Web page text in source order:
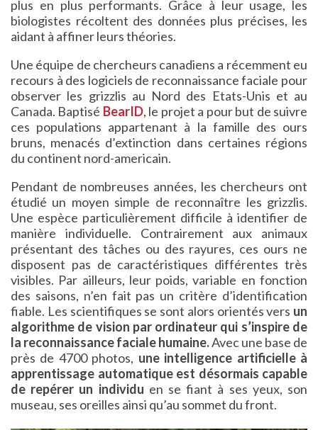
plus en plus performants. Grâce à leur usage, les
biologistes récoltent des données plus précises, les
aidant à affiner leurs théories.
Une équipe de chercheurs canadiens a récemment eu
recours à des logiciels de reconnaissance faciale pour
observer les grizzlis au Nord des Etats-Unis et au
Canada. Baptisé BearID, le projet a pour but de suivre
ces populations appartenant à la famille des ours
bruns, menacés d’extinction dans certaines régions
du continent nord-americain.
Pendant de nombreuses années, les chercheurs ont
étudié un moyen simple de reconnaître les grizzlis.
Une espèce particulièrement difficile à identifier de
manière individuelle. Contrairement aux animaux
présentant des tâches ou des rayures, ces ours ne
disposent pas de caractéristiques différentes très
visibles. Par ailleurs, leur poids, variable en fonction
des saisons, n’en fait pas un critère d’identification
fiable. Les scientifiques se sont alors orientés vers un
algorithme de vision par ordinateur qui s’inspire de
la reconnaissance faciale humaine.Avec une base de
près de 4700 photos, une intelligence artificielle à
apprentissage automatique est désormais capable
de repérer un individu en se fiant à ses yeux, son
museau, ses oreilles ainsi qu’au sommet du front.